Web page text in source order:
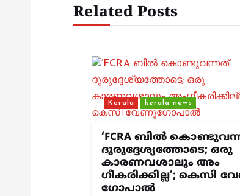
Related Posts
Kerala kerala news
‘FCRA ബിൽ
ദുരുദ്ദേശ്യത്തോടെ; ഒരു
കാരണവശാലും അം​
ഗീകരിക്കില്ല’; കെസി
ഗോപാൽ